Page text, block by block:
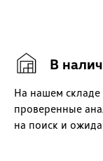
В
На нашем складе
проверенные
на поиск и